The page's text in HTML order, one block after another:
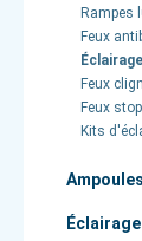
Rampes
Feux
Feux
Feux
Kits